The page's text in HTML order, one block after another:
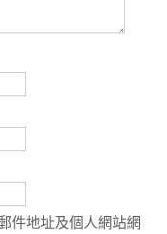
件地址及個人網站網